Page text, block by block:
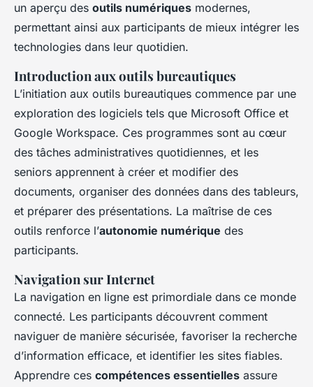
un aperçu des outils numériques modernes,
permettant ainsi aux participants de mieux intégrer les
technologies dans leur quotidien.
Introduction aux outils bureautiques
L’initiation aux outils bureautiques commence par une
exploration des logiciels tels que Microsoft Office et
Google Workspace. Ces programmes sont au cœur
des tâches administratives quotidiennes, et les
seniors apprennent à créer et modifier des
documents, organiser des données dans des tableurs,
et préparer des présentations. La maîtrise de ces
outils renforce l’autonomie numérique des
participants.
Navigation sur Internet
La navigation en ligne est primordiale dans ce monde
connecté. Les participants découvrent comment
naviguer de manière sécurisée, favoriser la recherche
d’information efficace, et identifier les sites fiables.
Apprendre ces compétences essentielles assure